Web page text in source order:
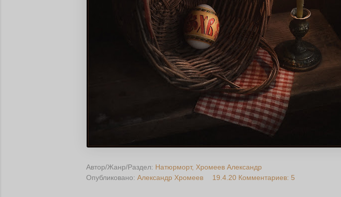
Автор/Жанр/Раздел: Натюрморт Хромеев Александр
Опубликовано: Александр Хромеев 19.4.20 Комментариев: 5